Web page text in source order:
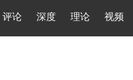
评论 深度 理论 视频